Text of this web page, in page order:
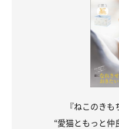
『ねこのき
“愛猫ともっと仲